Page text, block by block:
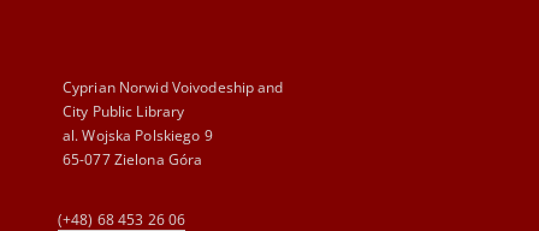
Cyprian Norwid Voivodeship and
City Public Library
al. Wojska Polskiego 9
65-077 Zielona Góra
(+48) 68 453 26 06